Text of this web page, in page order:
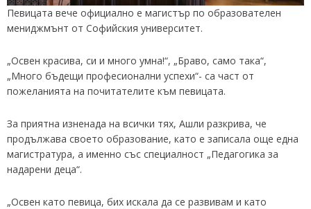
Певицата вече официално е магистър по образователен
мениджмънт от Софийския университет.
„Освен красива, си и много умна!“, „Браво, само така“,
„Много бъдещи професионални успехи“- са част от
пожеланията на почитателите към певицата.
За приятна изненада на всички тях, Ашли разкрива, че
продължава своето образование, като е записала още една
магистратура, а именно със специалност „Педагогика за
надарени деца“.
„Освен като певица, бих искала да се развивам и като